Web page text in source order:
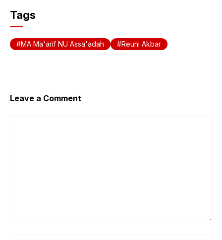
c
e
b
d
A
Tags
MA Ma'arif NU Assa'adah Reuni Akbar
Leave a Comment